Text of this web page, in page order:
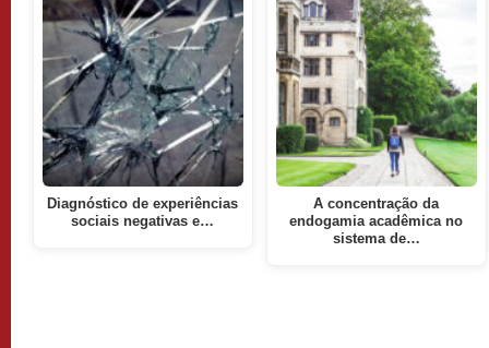
Diagnóstico de experiências
sociais negativas e…
A concentração da
endogamia acadêmica no
sistema de…